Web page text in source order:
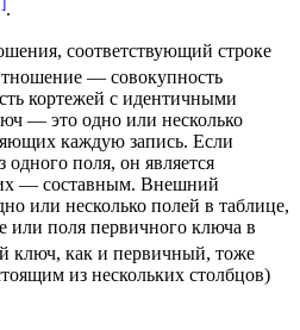
.
соответствующий строке
— совокупность
кортежей с идентичными
— это одно или несколько
каждую запись. Если
поля, он является
— составным. Внешний
или несколько полей в таблице,
или поля первичного ключа в
ключ, как и первичный, тоже
из нескольких столбцов)